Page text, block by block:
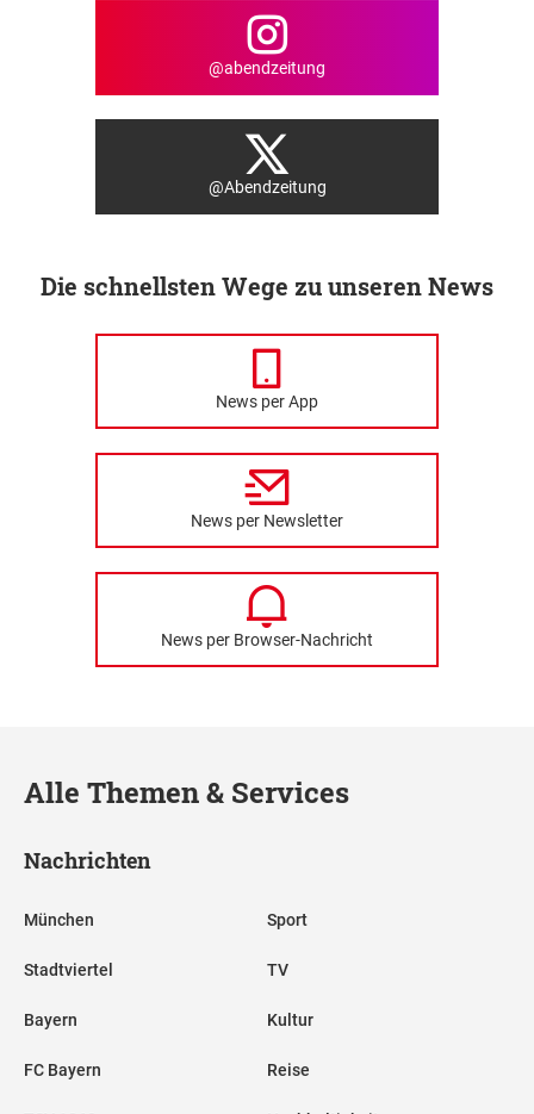
@abendzeitung
@Abendzeitung
Die schnellsten Wege zu unseren News
News per App
News per Newsletter
News per Browser-Nachricht
Alle Themen & Services
Nachrichten
München
Stadtviertel
Bayern
FC Bayern
Sport
TV
Kultur
Reise